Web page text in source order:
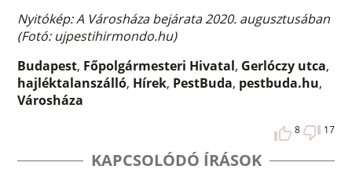
Nyitókép: A Városháza bejárata 2020. augusztusában
(Fotó: ujpestihirmondo.hu)
Budapest, Főpolgármesteri Hivatal, Gerlóczy utca,
hajléktalanszálló, Hírek, PestBuda, pestbuda.hu,
Városháza
8 17
KAPCSOLÓDÓ ÍRÁSOK